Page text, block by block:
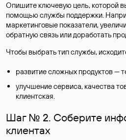
Опишите ключевую цель, которой
помощью службы поддержки.
маркетинговые показатели,
обратную связь или доработать
Чтобы выбрать тип службы,
развитие сложных продуктов —
улучшение сервиса, качества
клиентская.
Шаг № 2. Соберите
клиентах